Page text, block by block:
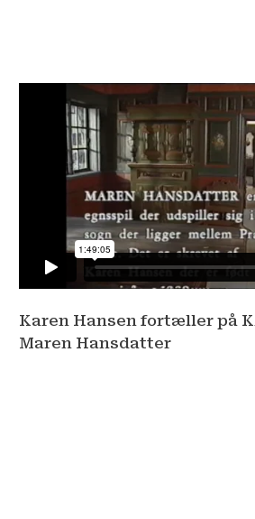
Karen Hansen fortæller på
Maren Hansdatter